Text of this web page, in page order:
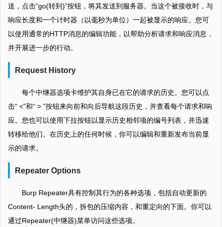
送，点击“go(转到)”按钮，将其发送到服务器。当这个被接收时，与
响应长度和一个计时器（以毫秒为单位）一起被显示的响应。您可
以使用通常的HTTP消息的编辑功能，以帮助分析请求和响应消息，
并开展进一步的行动。
Request History
每个中继器选项卡维护其自身已在它的请求的历史。您可以点
击“ <”和“ > ”按钮来向前和向后导航这段历史，并查看每个请求和响
应。您也可以使用下拉按钮以显示历史相邻项的编号列表，并迅速
转移给他们。在历史上的任何时候，你可以编辑和重新发布当前显
示的请求。
Repeater Options
Burp Repeater具有控制其行为的各种选项，包括自动更新的
Content- Length头的，拆包的压缩内容，和重定向的下面。你可以
通过Repeater(中继器)菜单访问这些选项。